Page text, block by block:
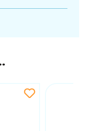
korištenja,
uživanja u